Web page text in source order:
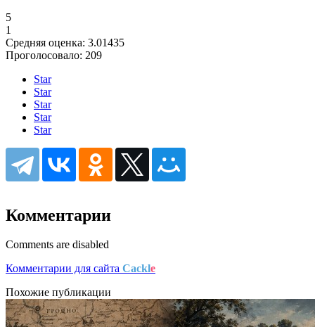
5
1
Средняя оценка: 3.01435
Проголосовало: 209
Star
Star
Star
Star
Star
Комментарии
Comments are disabled
Комментарии для сайта Cackle
Похожие публикации